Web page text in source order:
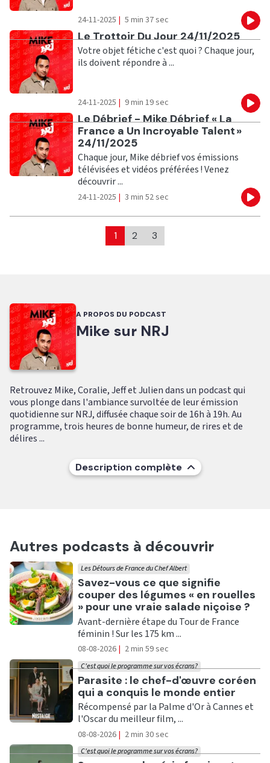
24-11-2025 | 5 min 37 sec
Ecouter
Le Trottoir Du Jour 24/11/2025
Votre objet fétiche c'est quoi ? Chaque jour,
ils doivent répondre à ...
24-11-2025 | 9 min 19 sec
Ecouter
Le Débrief - Mike Débrief « La
France a Un Incroyable Talent »
24/11/2025
Chaque jour, Mike débrief vos émissions
télévisées et vidéos préférées ! Venez
découvrir ...
24-11-2025 | 3 min 52 sec
1 2 3
A PROPOS DU PODCAST
Mike sur NRJ
Retrouvez Mike, Coralie, Jeff et Julien dans un podcast qui
vous plonge dans l'ambiance survoltée de leur émission
quotidienne sur NRJ, diffusée chaque soir de 16h à 19h. Au
programme, trois heures de bonne humeur, de rires et de
délires ...
Description complète
Autres podcasts à découvrir
Ecouter
Savez-vous ce que signifie
couper des légumes « en rouelles
» pour une vraie salade niçoise ?
Les Détours de France du Chef Albert
Avant-dernière étape du Tour de France
féminin ! Sur les 175 km ...
08-08-2026 | 2 min 59 sec
Ecouter
Parasite : le chef-d'œuvre coréen
qui a conquis le monde entier
C'est quoi le programme sur vos écrans?
Récompensé par la Palme d'Or à Cannes et
l'Oscar du meilleur film, ...
08-08-2026 | 2 min 30 sec
C'est quoi le programme sur vos écrans?